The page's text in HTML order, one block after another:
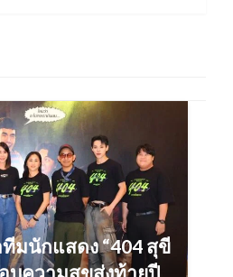
มนักแสดง “404 สุขี
บความสุขส่งท้ายปี